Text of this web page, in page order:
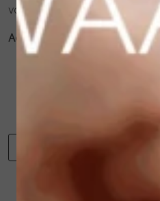
volledig is opgenomen.
Actieve ingrediënten:
+